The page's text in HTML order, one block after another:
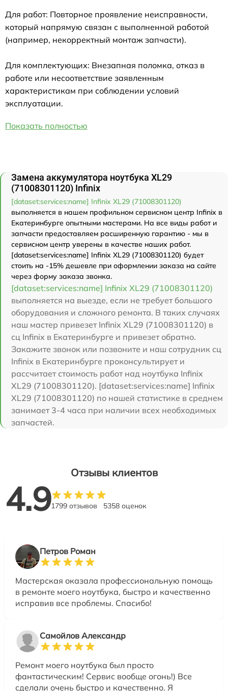
Для работ: Повторное проявление неисправности,
который напрямую связан с выполненной работой
(например, некорректный монтаж запчасти).
Для комплектующих: Внезапная поломка, отказ в
работе или несоответствие заявленным
характеристикам при соблюдении условий
эксплуатации.
Показать полностью
Замена аккумулятора ноутбука XL29
(71008301120) Infinix
[dataset:services:name] Infinix XL29 (71008301120)
выполняется в нашем профильном сервисном центр Infinix в
Екатеринбурге опытными мастерами. На все виды работ и
запчасти предоставляем расширенную гарантию - мы в
сервисном центр уверены в качестве наших работ.
[dataset:services:name] Infinix XL29 (71008301120) будет
стоить на -15% дешевле при оформлении заказа на сайте
через форму заказа звонка.
[dataset:services:name] Infinix XL29 (71008301120)
выполняется на выезде, если не требует большого
оборудования и сложного ремонта. В таких случаях
наш мастер привезет Infinix XL29 (71008301120) в
сц Infinix в Екатеринбурге и привезет обратно.
Закажите звонок или позвоните и наш сотрудник сц
Infinix в Екатеринбурге проконсультирует и
рассчитает стоимость работ над ноутбука Infinix
XL29 (71008301120). [dataset:services:name] Infinix
XL29 (71008301120) по нашей статистике в среднем
занимает 3-4 часа при наличии всех необходимых
запчастей.
Отзывы клиентов
4.91799 отзывов 5358 оценок
Петров Роман
Мастерская оказала профессиональную помощь
в ремонте моего ноутбука, быстро и качественно
исправив все проблемы. Спасибо!
Самойлов Александр
Ремонт моего ноутбука был просто
фантастическим! Сервис вообще огонь!) Все
сделали очень быстро и качественно. Я